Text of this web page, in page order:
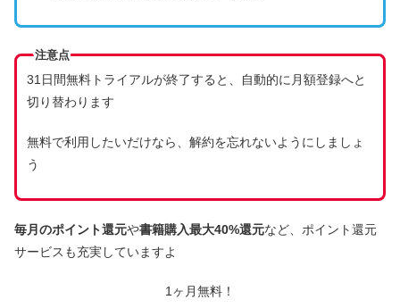
注意点
31日間無料トライアルが終了すると、自動的に月額登録へと
切り替わります
無料で利用したいだけなら、解約を忘れないようにしましょ
う
毎月のポイント還元や書籍購入最大40%還元など、ポイント還元
サービスも充実していますよ
1ヶ月無料！